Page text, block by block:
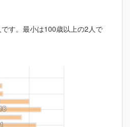
す。最小は100歳以上の2人で